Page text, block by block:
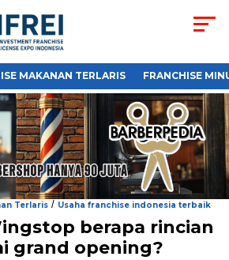
MAKANAN TERLARIS FRANCHISE
Terlaris / Usaha franchise indonesia terbaik
berapa rincian
grand opening?